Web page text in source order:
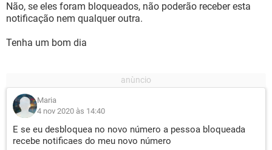
Não, se eles foram bloqueados, não poderão receber esta
notificação nem qualquer outra.
Tenha um bom dia
Maria
4 nov 2020 às 14:40
E se eu desbloquea no novo número a pessoa bloqueada
recebe notificaes do meu novo número